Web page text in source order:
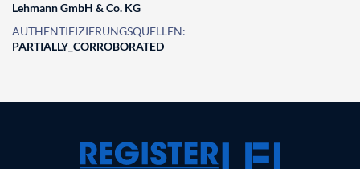
Lehmann GmbH & Co. KG
AUTHENTIFIZIERUNGSQUELLEN:
PARTIALLY_CORROBORATED